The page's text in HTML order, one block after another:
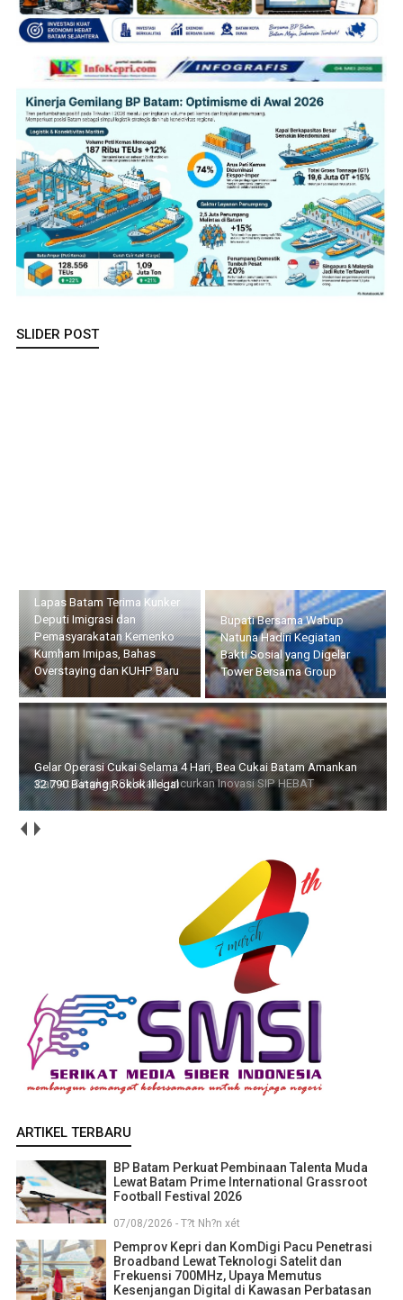
SLIDER POST
Bupati Bersama Wabup
Natuna Hadiri Kegiatan
Bakti Sosial yang Digelar
Tower Bersama Group
Camat Singkep Selatan
Luncurkan Inovasi SIP
HEBAT
Gelar Operasi Cukai Selama 4 Hari, Bea Cukai Batam Amankan
32.790 Batang Rokok Illegal
ARTIKEL TERBARU
BP Batam Perkuat Pembinaan Talenta Muda
Lewat Batam Prime International Grassroot
Football Festival 2026
07/08/2026 - T?t Nh?n xét
Pemprov Kepri dan KomDigi Pacu Penetrasi
Broadband Lewat Teknologi Satelit dan
Frekuensi 700MHz, Upaya Memutus
Kesenjangan Digital di Kawasan Perbatasan